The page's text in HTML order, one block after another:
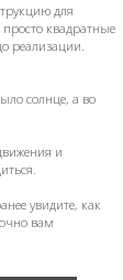
для
квадратные
реализации.
солнце, а во
и
увидите, как
вам